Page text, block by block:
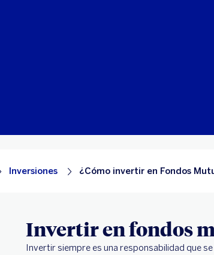
Inversiones ¿Cómo invertir en Fondos
Invertir en fondos
Invertir siempre es una responsabilidad que